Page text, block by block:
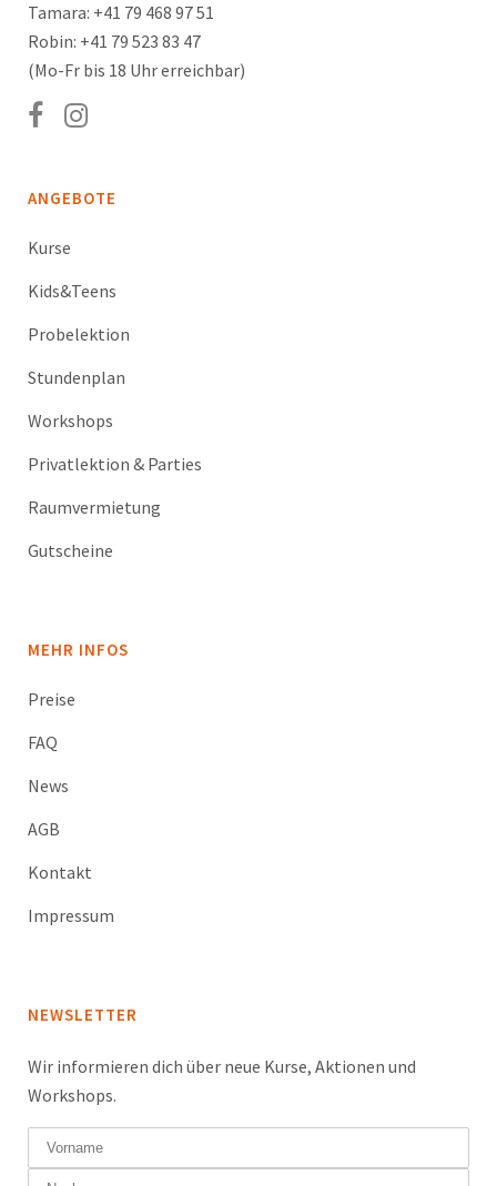
Tamara: +41 79 468 97 51
Robin: +41 79 523 83 47
(Mo-Fr bis 18 Uhr erreichbar)
ANGEBOTE
Kurse
Kids&Teens
Probelektion
Stundenplan
Workshops
Privatlektion & Parties
Raumvermietung
Gutscheine
MEHR INFOS
Preise
FAQ
News
AGB
Kontakt
Impressum
NEWSLETTER
Wir informieren dich über neue Kurse, Aktionen und
Workshops.